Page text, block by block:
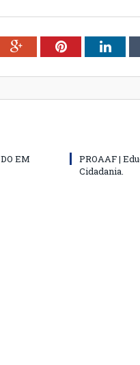
Google+Pinterest
EM
PROAAF |
Cidadania.